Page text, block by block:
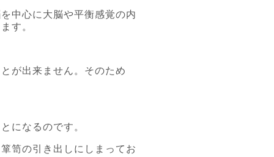
中心に大脳や平衡感覚の内
す。
が出来ません。そのため
になるのです。
笥の引き出しにしまってお